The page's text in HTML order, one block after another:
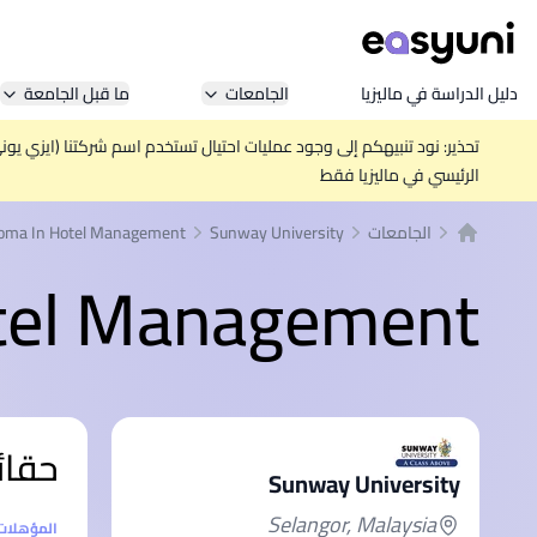
دليل الدراسة في ماليزيا الجامعات ما قبل الجامعة
تحذير: نود تنبيهكم إلى وجود عمليات احتيال تستخدم اسم شركتنا (ايزي
الرئيسي في ماليزيا فقط
الجامعات Sunway University
In Hotel Management
Management
Sunway University
Selangor, Malaysia